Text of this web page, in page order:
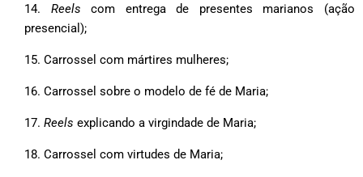
Reelscom entrega de presentes marianos (ação
presencial);
Carrossel com mártires mulheres;
Carrossel sobre o modelo de fé de Maria;
Reels explicando a virgindade de Maria;
Carrossel com virtudes de Maria;